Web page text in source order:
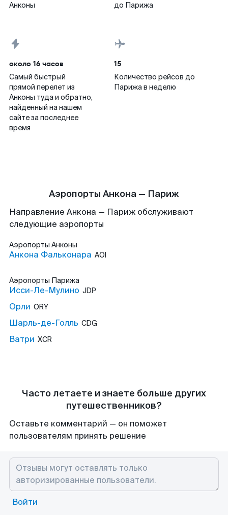
Анконы
до Парижа
около 16 часов
Самый быстрый
прямой перелет из
Анконы туда и обратно,
найденный на нашем
сайте за последнее
время
15
Количество рейсов до
Парижа в неделю
Аэропорты Анкона — Париж
Направление Анкона — Париж обслуживают
следующие аэропорты
Аэропорты Анконы
Анкона Фальконара AOI
Аэропорты Парижа
Исси-Ле-Мулино JDP
Орли ORY
Шарль-де-Голль CDG
Ватри XCR
Часто летаете и знаете больше других
путешественников?
Оставьте комментарий — он поможет
пользователям принять решение
Войти